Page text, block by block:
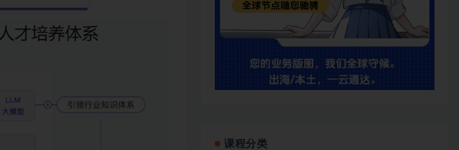
课程分类